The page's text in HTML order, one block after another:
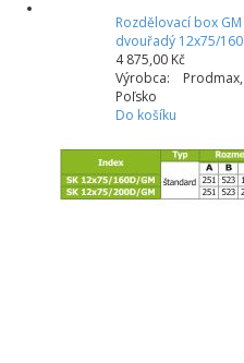
Rozdělovací box GM
dvouřadý 12x75/160
4 875,00 Kč
Výrobca: Prodmax,
Poľsko
Do košíku